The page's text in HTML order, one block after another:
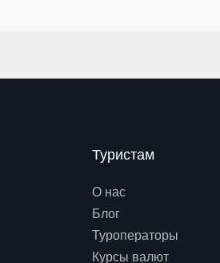
Туристам
О нас
Блог
Туроператоры
Курсы валют